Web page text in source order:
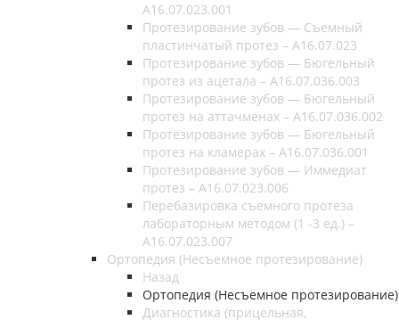
A16.07.023.001
Протезирование зубов — Съемный
пластинчатый протез – A16.07.023
Протезирование зубов — Бюгельный
протез из ацетала – A16.07.036.003
Протезирование зубов — Бюгельный
протез на аттачменах – A16.07.036.002
Протезирование зубов — Бюгельный
протез на кламерах – A16.07.036.001
Протезирование зубов — Иммедиат
протез – A16.07.023.006
Перебазировка съемного протеза
лабораторным методом (1 -3 ед.) –
A16.07.023.007
Ортопедия (Несъемное протезирование)
Назад
Ортопедия (Несъемное протезирование)
Диагностика (прицельная,